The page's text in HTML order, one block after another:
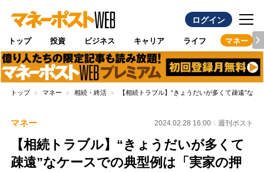
ログイン
トップ 投資 ビジネス キャリア ライフ マネー
トップ マネー 相続・終活 【相続トラブル】“きょうだいが多くて疎遠”な
マネー 2024.02.28 16:00 週刊ポスト
【相続トラブル】“きょうだいが多くて
疎遠”なケースでの典型例は「実家の押